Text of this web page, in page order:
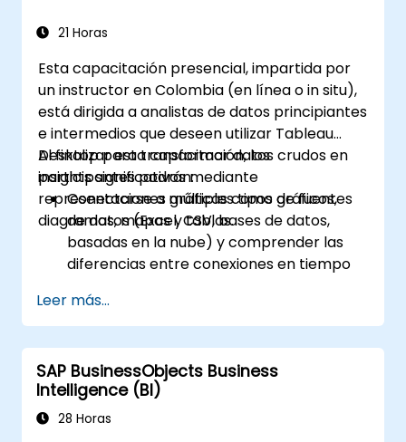
21 Horas
Esta capacitación presencial, impartida por
un instructor en Colombia (en línea o in situ),
está dirigida a analistas de datos principiantes
e intermedios que deseen utilizar Tableau
Desktop para transformar datos crudos en
insights significativos mediante
representaciones gráficas como gráficos,
diagramas, mapas y tablas.
Al finalizar esta capacitación, los
participantes podrán:
Conectarse a múltiples tipos de fuentes
de datos (Excel, CSV, bases de datos,
basadas en la nube) y comprender las
diferencias entre conexiones en tiempo
Preparar y limpiar datos para su análisis,
incluyendo el renombrado de campos, la
gestión de valores nulos y la combinación
de conjuntos de datos mediante uniones y
fusiones.
Crear visualizaciones básicas como
Leer más...
SAP BusinessObjects Business
Intelligence (BI)
28 Horas